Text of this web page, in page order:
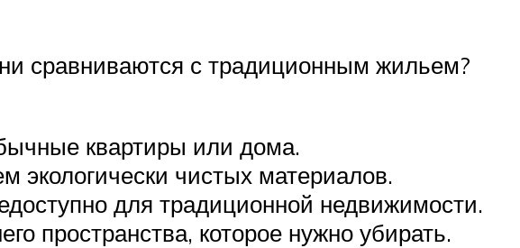
сравниваются с традиционным жильем?
квартиры или дома.
экологически чистых материалов.
для традиционной недвижимости.
пространства, которое нужно убирать.